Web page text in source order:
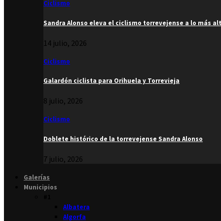
Ciclismo
Sandra Alonso eleva el ciclismo torrevejense a lo más
14 julio, 2026
Ciclismo
Galardón ciclista para Orihuela y Torrevieja
8 julio, 2026
Ciclismo
Doblete histórico de la torrevejense Sandra Alonso
7 julio, 2026
Galerías
Municipios
Albatera
Algorfa